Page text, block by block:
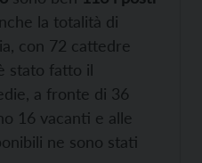
la totalità di
con 72 cattedre
stato fatto il
a fronte di 36
16 vacanti e alle
ne sono stati